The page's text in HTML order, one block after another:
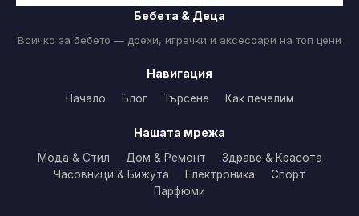
Бебета & Деца
Всичко за бебето — дрехи, играчки и аксесоари на топ цени
Навигация
Начало Блог Търсене Как печелим
Нашата мрежа
Мода & Стил Дом & Ремонт
Здраве & Красота
Часовници & Бижута
Електроника
Спорт
Парфюми